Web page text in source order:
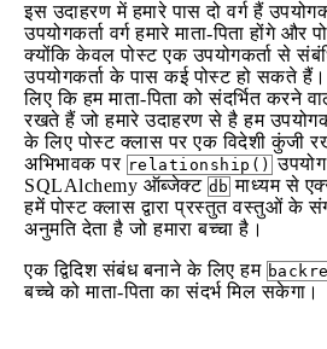
इस उदाहरण में हमारे पास दो वर्ग हैं
उपयोगकर्ता वर्ग हमारे माता-पिता होंगे और
क्योंकि केवल पोस्ट एक उपयोगकर्ता से
उपयोगकर्ता के पास कई पोस्ट हो सकते
लिए कि हम माता-पिता को संदर्भित करने
रखते हैं जो हमारे उदाहरण से है हम
के लिए पोस्ट क्लास पर एक विदेशी कुंजी
अभिभावक पर relationship()
SQLAlchemy ऑब्जेक्ट db माध्यम से
हमें पोस्ट क्लास द्वारा प्रस्तुत वस्तुओं के
अनुमति देता है जो हमारा बच्चा है।
एक द्विदिश संबंध बनाने के लिए हम
बच्चे को माता-पिता का संदर्भ मिल सकेगा।